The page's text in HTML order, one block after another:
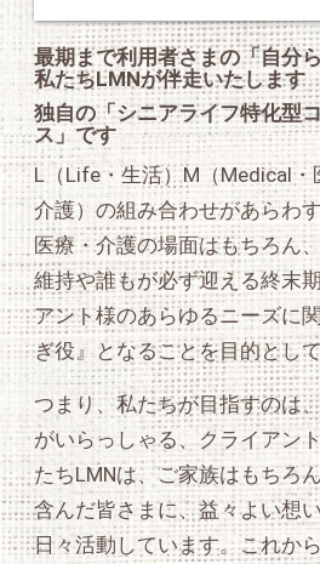
最期まで利用者さまの「自分
私たちLMNが伴走いたします
独自の「シニアライフ特化型
ス」です
L（Life・生活）M（Medical・
介護）の組み合わせがあら
医療・介護の場面はもちろん
維持や誰もが必ず迎える終末
アント様のあらゆるニーズに
ぎ役』となることを目的とし
つまり、私たちが目指すのは
がいらっしゃる、クライアン
たちLMNは、ご家族はもちろ
含んだ皆さまに、益々よい想
日々活動しています。これか